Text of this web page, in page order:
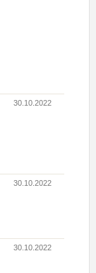
30.10.2022
30.10.2022
30.10.2022